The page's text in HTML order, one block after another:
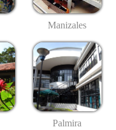
Manizales
Palmira